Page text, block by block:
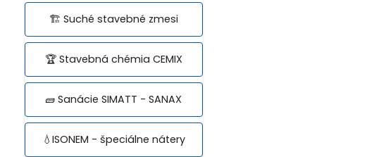
🏗️ Suché stavebné zmesi
🏆 Stavebná chémia CEMIX
🧱 Sanácie SIMATT - SANAX
💧ISONEM - špeciálne nátery